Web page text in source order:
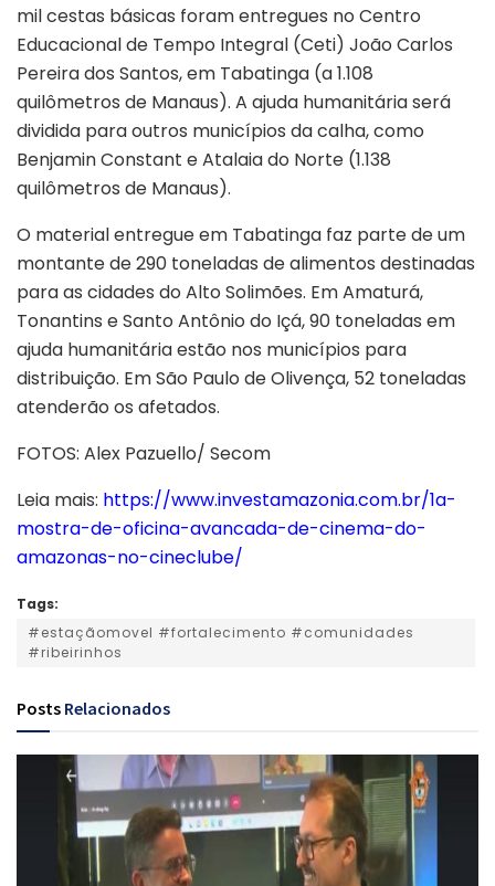
mil cestas básicas foram entregues no Centro
Educacional de Tempo Integral (Ceti) João Carlos
Pereira dos Santos, em Tabatinga (a 1.108
quilômetros de Manaus). A ajuda humanitária será
dividida para outros municípios da calha, como
Benjamin Constant e Atalaia do Norte (1.138
quilômetros de Manaus).
O material entregue em Tabatinga faz parte de um
montante de 290 toneladas de alimentos destinadas
para as cidades do Alto Solimões. Em Amaturá,
Tonantins e Santo Antônio do Içá, 90 toneladas em
ajuda humanitária estão nos municípios para
distribuição. Em São Paulo de Olivença, 52 toneladas
atenderão os afetados.
FOTOS: Alex Pazuello/ Secom
Leia mais: https://www.investamazonia.com.br/1a-
mostra-de-oficina-avancada-de-cinema-do-
amazonas-no-cineclube/
Tags:
#estaçãomovel #fortalecimento #comunidades
#ribeirinhos
Posts Relacionados